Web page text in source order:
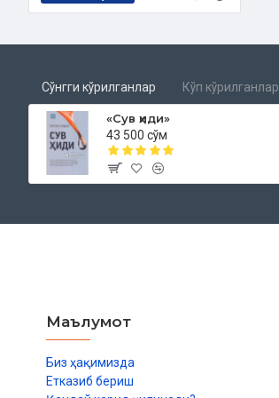
Сўнгги кўрилганлар Кўп кўрилганлар
«Сув ҳиди»
43 500 сўм
Маълумот
Биз ҳақимизда
Етказиб бериш